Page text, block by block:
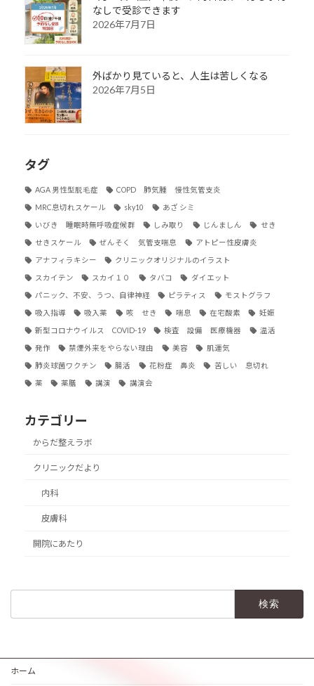
なしで受診できます
2026年7月7日
外ばかり見ていると、人生は苦しくなる
2026年7月5日
タグ
AGA 男性型脱毛症 COPD 肺気腫 慢性気管支炎
MRC息切れスケール sky10 あざ シミ
いびき 睡眠時無呼吸症候群 しみ取り じんましん せき
せきスケール ぜんそく 気管支喘息 アトピー性皮膚炎
アナフィラキシー クリニックオリジナルのイラスト
スカイテン スカイ１０ タバコ ダイエット
パニック、不安、うつ、自律神経 ピラティス モストグラフ
吸入指導 吸入薬 咳 せき 喘息 在宅酸素 妊娠
新型コロナウイルス COVID-19 検査 設備 医療機器 温活
発作 禁煙外来をやらない理由 美容 肌運気
肺炎球菌ワクチン 腸活 花粉症 鼻炎 苦しい 息切れ
薬 薬膳 講演 講演会
カテゴリー
からだ整えラボ
クリニックだより
内科
皮膚科
開院にあたり
ホーム